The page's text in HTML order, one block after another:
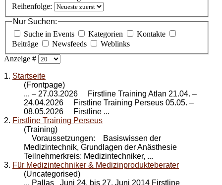
Reihenfolge:
Nur Suchen:
Suche in Events
Kategorien
Kontakte
Beiträge
Newsfeeds
Weblinks
Anzeige #
1. Startseite
(Frontpage)
... – 27.03.2026 Firstline Training Atlan 21.04. –
24.04.2026
Firstline Training Perseus 05.05. –
08.05.2026 Firstline ...
2. Firstline Training Perseus
(Training)
Voraussetzungen: Basiswissen der
Medizintechnik, Grundlagen der Anästhesie
Teilnehmerkreis: Medizintechniker, ...
3. Für Medizintechniker & Medizinprodukteberater
(Uncategorised)
... Pallas Juni 24. bis 27. Juni 2014 Firstline